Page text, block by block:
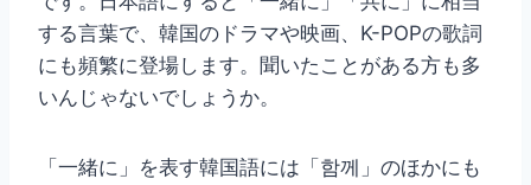
する言葉で、韓国のドラマや映画、K-POPの歌詞
にも頻繁に登場します。聞いたことがある方も多
いんじゃないでしょうか。
「一緒に」を表す韓国語には「함께」のほかにも